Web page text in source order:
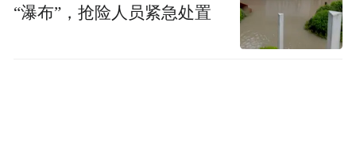
“瀑布”，抢险人员紧急处置